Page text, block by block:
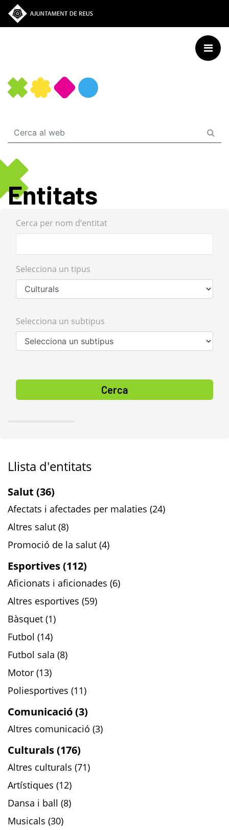
Vés
Entitats
Cerca per nom d’entitat
Selecciona un tipus
Selecciona un subtipus
Cerca
Llista d'entitats
Salut (36)
Afectats i afectades per malaties (24)
Altres salut (8)
Promoció de la salut (4)
Esportives (112)
Aficionats i aficionades (6)
Altres esportives (59)
Bàsquet (1)
Futbol (14)
Futbol sala (8)
Motor (13)
Poliesportives (11)
Comunicació (3)
Altres comunicació (3)
Culturals (176)
Altres culturals (71)
Artístiques (12)
Dansa i ball (8)
Musicals (30)